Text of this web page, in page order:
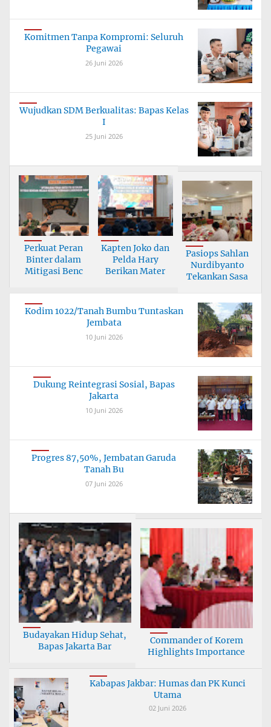
Komitmen Tanpa Kompromi: Seluruh
Pegawai
26 Juni 2026
Wujudkan SDM Berkualitas: Bapas Kelas
I
25 Juni 2026
Perkuat Peran
Binter dalam
Mitigasi Benc
Kapten Joko dan
Pelda Hary
Berikan Mater
Pasiops Sahlan
Nurdibyanto
Tekankan Sasa
Kodim 1022/Tanah Bumbu Tuntaskan
Jembata
10 Juni 2026
Dukung Reintegrasi Sosial, Bapas
Jakarta
10 Juni 2026
Progres 87,50%, Jembatan Garuda
Tanah Bu
07 Juni 2026
Budayakan Hidup Sehat,
Bapas Jakarta Bar
Commander of Korem
Highlights Importance
Kabapas Jakbar: Humas dan PK Kunci
Utama
02 Juni 2026